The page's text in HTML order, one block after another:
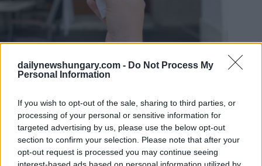
dailynewshungary.com - Do Not Process My
Personal Information
If you wish to opt-out of the sale, sharing to third parties, or
processing of your personal or sensitive information for
targeted advertising by us, please use the below opt-out
section to confirm your selection. Please note that after your
opt-out request is processed you may continue seeing
interest-based ads based on personal information utilized by
Foto:Facebook/Fagylalt napja
Elenco delle pasticcerie partecipanti in continuo
Con l’aumento dell’interesse, quest’anno gli organizzatori
stanno ponendo una nuova enfasi sul sostegno alle pasticcerie
partecipanti: M-GEL Hungary Ltd offre sconti sulle materie
prime per aiutare le pasticcerie a mantenere la loro qualità
abituale, oltre all’offerta a metà prezzo.